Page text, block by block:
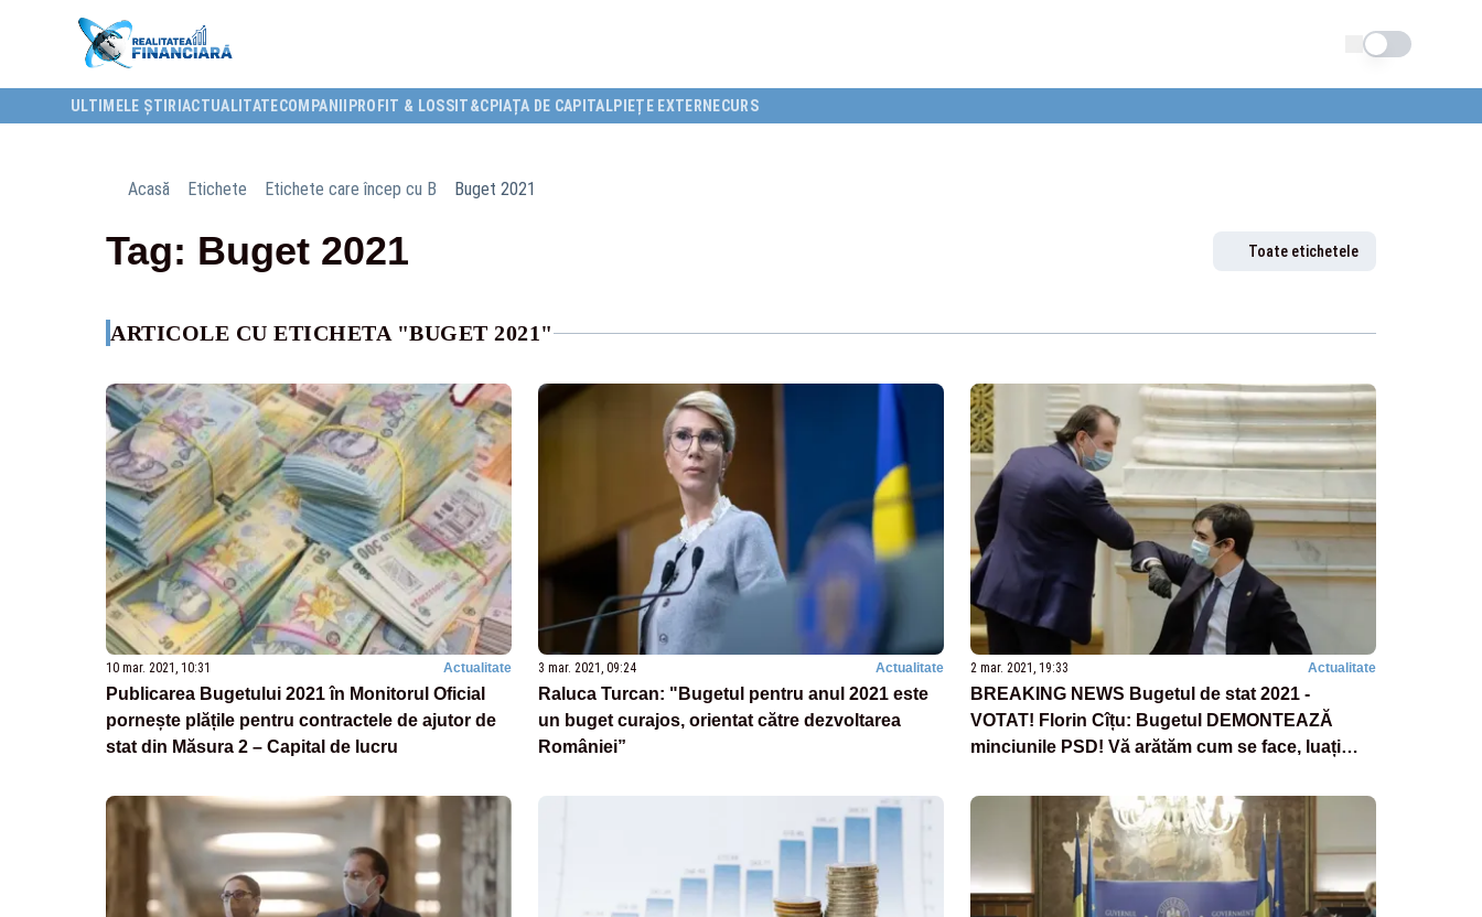
Schimba tema
ULTIMELE ȘTIRI ACTUALITATECOMPANII PROFIT & LOSS IT&C PIAȚA DE CAPITALPIEȚE EXTERNECURS
Acasă Etichete Etichete care încep cu B Buget 2021
Tag: Buget 2021 Toate etichetele
ARTICOLE CU ETICHETA "BUGET 2021"
10 mar. 2021, 10:31 Actualitate
Publicarea Bugetului 2021 în Monitorul Oficial
pornește plățile pentru contractele de ajutor de
stat din Măsura 2 – Capital de lucru
3 mar. 2021, 09:24 Actualitate
Raluca Turcan: "Bugetul pentru anul 2021 este
un buget curajos, orientat către dezvoltarea
României”
2 mar. 2021, 19:33 Actualitate
BREAKING NEWS Bugetul de stat 2021 -
VOTAT! Florin Cîțu: Bugetul DEMONTEAZĂ
minciunile PSD! Vă arătăm cum se face, luați